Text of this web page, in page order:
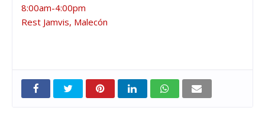
8:00am-4:00pm
Rest Jamvis, Malecón